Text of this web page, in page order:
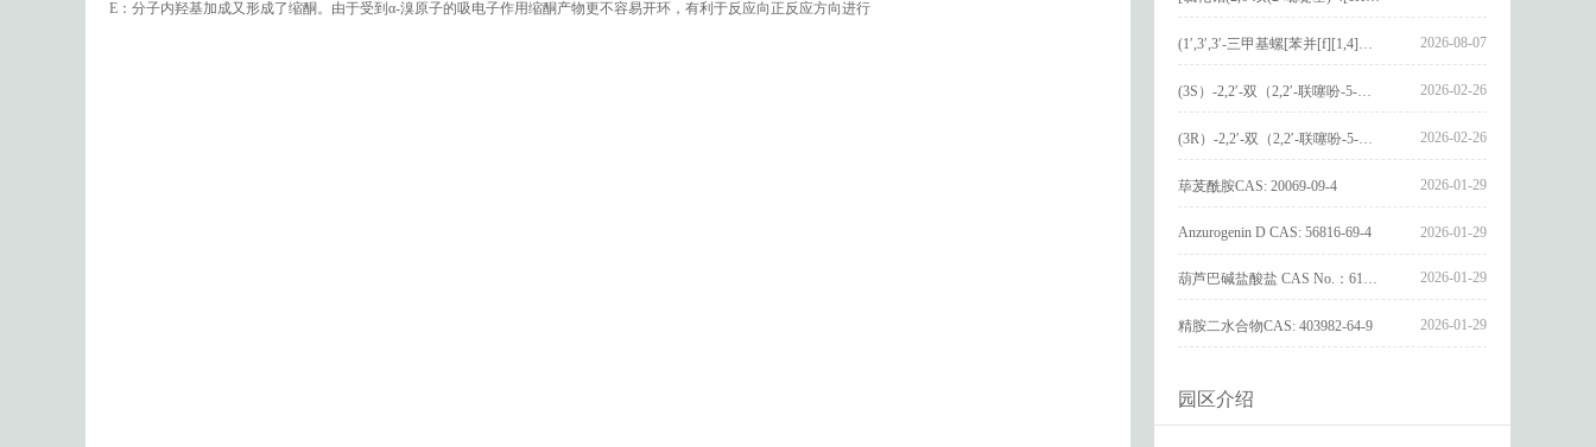
E：分子内羟基加成又形成了缩酮。由于受到α-溴原子的吸电子作用缩酮产物更不容易开环，有利于反应向正反应方向进行
2026-08-07
2026-02-26
2026-02-26
荜茇酰胺CAS: 20069-09-4 2026-01-29
Anzurogenin D CAS: 56816-69-4 2026-01-29
2026-01-29
精胺二水合物CAS: 403982-64-9 2026-01-29
园区介绍